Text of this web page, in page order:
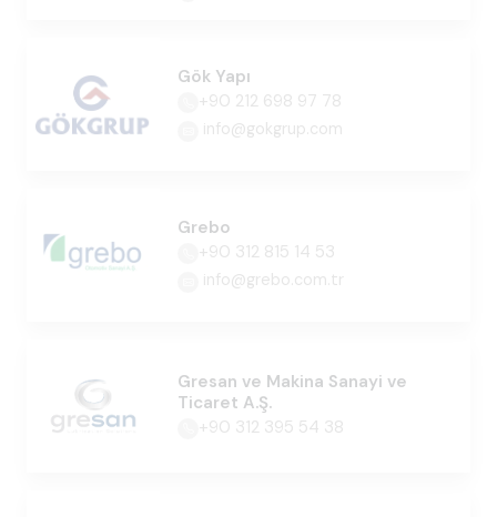
Gök Yapı
+90 212 698 97 78
info@gokgrup.com
Grebo
+90 312 815 14 53
info@grebo.com.tr
Gresan ve Makina Sanayi ve
Ticaret A.Ş.
+90 312 395 54 38